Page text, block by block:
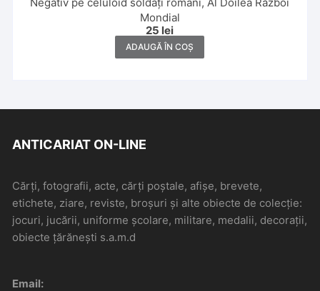
Mondial
25 lei
ADAUGĂ ÎN COȘ
ANTICARIAT ON-LINE
Cărți, fotografii, acte, cărți poștale, afișe, brevete,
etichete, ziare, reviste, broșuri și alte obiecte de colecție:
jocuri, jucării, uniforme școlare, militare, medalii, decorații,
obiecte țărănești s.a.m.d
Email: